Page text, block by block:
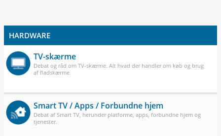
HARDWARE
TV-skærme
Debat og råd om TV-skærme. Alt hvad der handler om køb og brug
af fladskærme
Smart TV / Apps / Forbundne hjem
Debat af Smart TV, herunder platforme, apps, forbundne hjem og
tjenester.